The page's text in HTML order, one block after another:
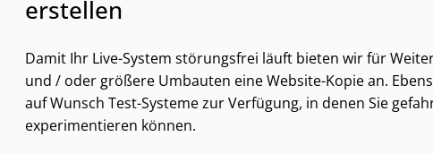
erstellen
Damit Ihr Live-System störungsfrei läuft bieten wir für
und / oder größere Umbauten eine Website-Kopie an.
auf Wunsch Test-Systeme zur Verfügung, in denen Sie
experimentieren können.
Kategorien und alternative Suchbegriffe